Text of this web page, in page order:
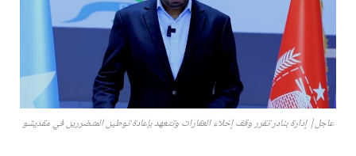
عاجل| إدارة بنادر تقرر وقف إخلاء العقارات وتتعهد بإعادة توطين المتضررين في مقديشو